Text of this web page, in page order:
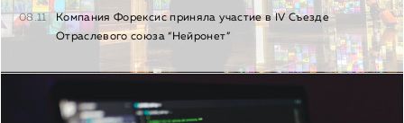
08.11
Компания Форексис приняла участие в IV Съезде
Отраслевого союза “Нейронет”